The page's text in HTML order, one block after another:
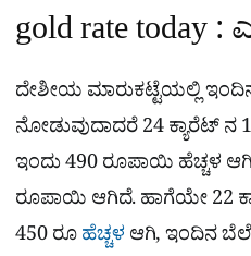
gold rate today
ದೇಶೀಯ ಮಾರುಕಟ್ಟೆಯಲ್ಲಿ
ನೋಡುವುದಾದರೆ 24 ಕ್ಯಾರೆಟ್ ನ
ಇಂದು 490 ರೂಪಾಯಿ ಹೆಚ್ಚಳ
ರೂಪಾಯಿ ಆಗಿದೆ. ಹಾಗೆಯೇ 22
450 ರೂಹೆಚ್ಚಳ ಆಗಿ, ಇಂದಿನ